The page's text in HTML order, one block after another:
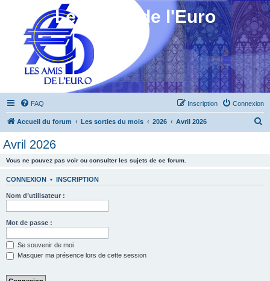
Les Amis de l'Euro
FAQ Connexion
Inscription
Accueil du forum Les sorties du mois 2026 Avril 2026
Avril 2026
Vous ne pouvez pas voir ou consulter les sujets de ce forum.
CONNEXION • INSCRIPTION
Nom d’utilisateur :
Mot de passe :
Se souvenir de moi
Masquer ma présence lors de cette session